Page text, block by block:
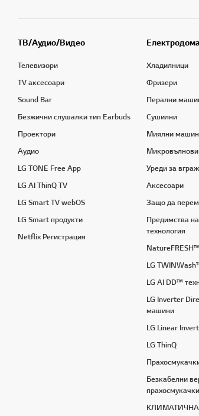
ТB/Аудио/Видео
Телевизори
TV аксесоари
Sound Bar
Безжични слушалки тип Earbuds
Проектори
Аудио
LG TONE Free App
LG AI ThinQ TV
LG Smart TV webOS
LG Smart продукти
Netflix Регистрация
Хладилници
Фризери
Перални
Сушилни
Миялни
Уреди за
Аксесоари
Защо да
Предимства
технология
NatureFRESH™
LG
LG AI DD™
LG Inverter
машини
LG Linear
LG ThinQ
Безкабелни
прахосмукачки